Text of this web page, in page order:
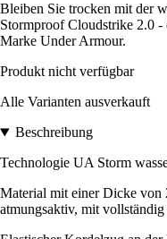
Bleiben Sie trocken mit der
Stormproof Cloudstrike 2.0 -
Marke Under Armour.
Produkt nicht verfügbar
Alle Varianten ausverkauft
Beschreibung
Technologie UA Storm
Material mit einer Dicke von
atmungsaktiv, mit